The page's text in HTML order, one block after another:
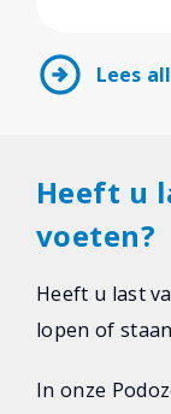
arrow_circle_right Lees
Heeft u
voeten?
Heeft u last
lopen of
In onze